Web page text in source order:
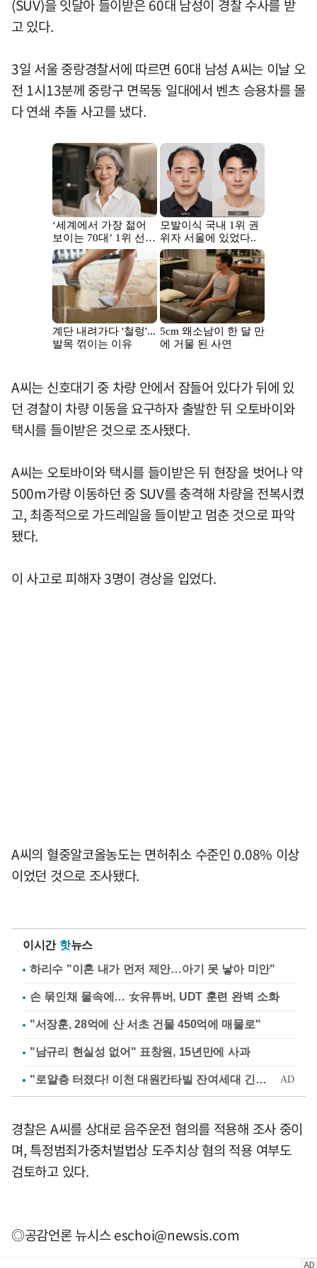
(SUV)을 잇달아 들이받은 60대 남성이 경찰 수사를 받
고 있다.
3일 서울 중랑경찰서에 따르면 60대 남성 A씨는 이날 오
전 1시13분께 중랑구 면목동 일대에서 벤츠 승용차를 몰
다 연쇄 추돌 사고를 냈다.
A씨는 신호대기 중 차량 안에서 잠들어 있다가 뒤에 있
던 경찰이 차량 이동을 요구하자 출발한 뒤 오토바이와
택시를 들이받은 것으로 조사됐다.
A씨는 오토바이와 택시를 들이받은 뒤 현장을 벗어나 약
500m가량 이동하던 중 SUV를 충격해 차량을 전복시켰
고, 최종적으로 가드레일을 들이받고 멈춘 것으로 파악
됐다.
이 사고로 피해자 3명이 경상을 입었다.
A씨의 혈중알코올농도는 면허취소 수준인 0.08% 이상
이었던 것으로 조사됐다.
이시간 핫뉴스
하리수 "이혼 내가 먼저 제안…아기 못 낳아 미안"
손 묶인채 물속에… 女유튜버, UDT 훈련 완벽 소화
"서장훈, 28억에 산 서초 건물 450억에 매물로"
"남규리 현실성 없어" 표창원, 15년만에 사과
경찰은 A씨를 상대로 음주운전 혐의를 적용해 조사 중이
며, 특정범죄가중처벌법상 도주치상 혐의 적용 여부도
검토하고 있다.
◎공감언론 뉴시스eschoi@newsis.com